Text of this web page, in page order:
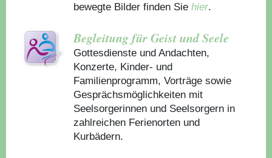
bewegte Bilder finden Sie hier.
Begleitung für Geist und Seele
Gottesdienste und Andachten,
Konzerte, Kinder- und
Familienprogramm, Vorträge sowie
Gesprächsmöglichkeiten mit
Seelsorgerinnen und Seelsorgern in
zahlreichen Ferienorten und
Kurbädern.